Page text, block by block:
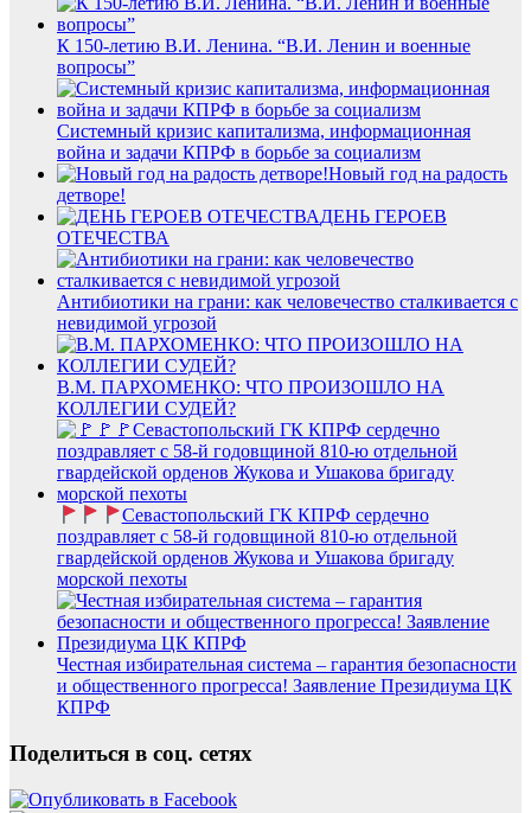
К 150-летию В.И. Ленина. “В.И. Ленин и военные
вопросы”
Системный кризис капитализма, информационная
война и задачи КПРФ в борьбе за социализм
Новый год на радость
детворе!
ДЕНЬ ГЕРОЕВ
ОТЕЧЕСТВА
Антибиотики на грани: как человечество сталкивается с
невидимой угрозой
В.М. ПАРХОМЕНКО: ЧТО ПРОИЗОШЛО НА
КОЛЛЕГИИ СУДЕЙ?
Севастопольский ГК КПРФ сердечно
поздравляет с 58-й годовщиной 810-ю отдельной
гвардейской орденов Жукова и Ушакова бригаду
морской пехоты
Честная избирательная система – гарантия безопасности
и общественного прогресса! Заявление Президиума ЦК
КПРФ
Поделиться в соц. сетях